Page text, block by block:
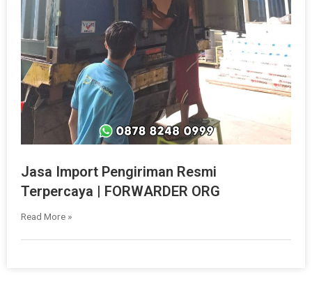
Jasa Import Pengiriman Resmi
Terpercaya | FORWARDER ORG
Read More »